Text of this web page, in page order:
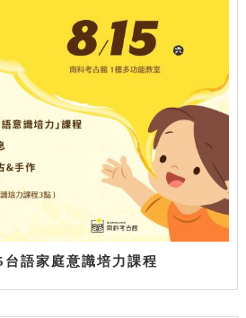
台語家庭意識培力課程